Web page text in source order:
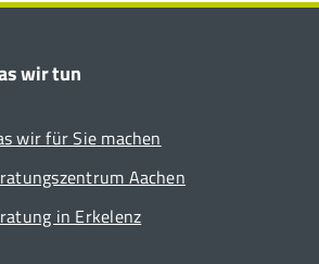
wir tun
wir für Sie machen
Aachen
in Erkelenz